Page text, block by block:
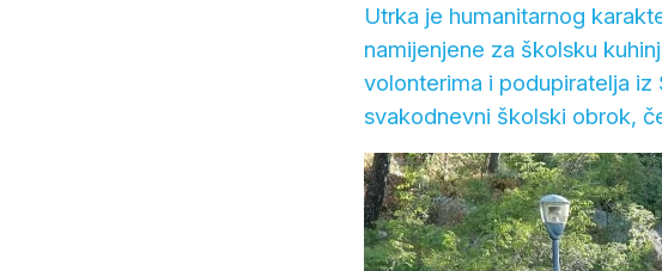
Utrka je humanitarnog
namijenjene za školsku
volonterima i podupiratelja
svakodnevni školski obrok,